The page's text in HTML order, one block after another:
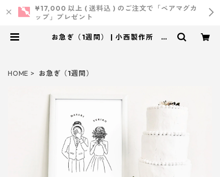
¥17,000 以上 ( 送料込 ) のご注文で「ペアマグカ
ップ」プレゼント
お急ぎ（1週間） | 小西製作所 ｜
HOME お急ぎ（1週間）